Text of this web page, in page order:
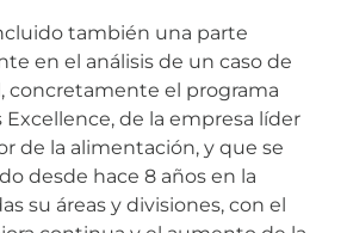
también una parte
en el análisis de un caso de
concretamente el programa
de la empresa líder
de la alimentación, y que se
desde hace 8 años en la
su áreas y divisiones, con el